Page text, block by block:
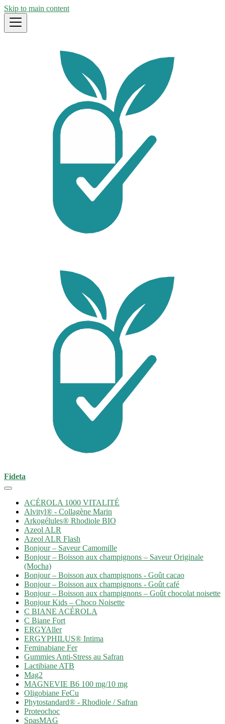
Skip to main content
Fideta
ACÉROLA 1000 VITALITÉ
Alvityl® - Collagène Marin
Arkogélules® Rhodiole BIO
Azeol ALR
Azeol ALR Flash
Bonjour – Saveur Camomille
Bonjour – Boisson aux champignons – Saveur Originale
(Mocha)
Bonjour – Boisson aux champignons - Goût cacao
Bonjour – Boisson aux champignons - Goût café
Bonjour – Boisson aux champignons – Goût chocolat noisette
Bonjour Kids – Choco Noisette
C BIANE ACÉROLA
C Biane Fort
ERGYAller
ERGYPHILUS® Intima
Feminabiane Fer
Gummies Anti-Stress au Safran
Lactibiane ATB
Mag2
MAGNEVIE B6 100 mg/10 mg
Oligobiane FeCu
Phytostandard® - Rhodiole / Safran
Proteochoc
SpasMAG